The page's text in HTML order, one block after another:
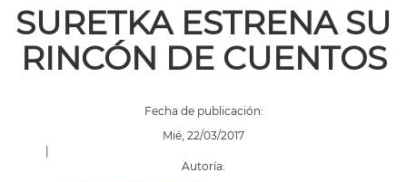
ayuda
a
la
navegación
SURETKA ESTRENA SU
RINCÓN DE CUENTOS
Fecha de publicación:
Mié, 22/03/2017
|
Autoría: